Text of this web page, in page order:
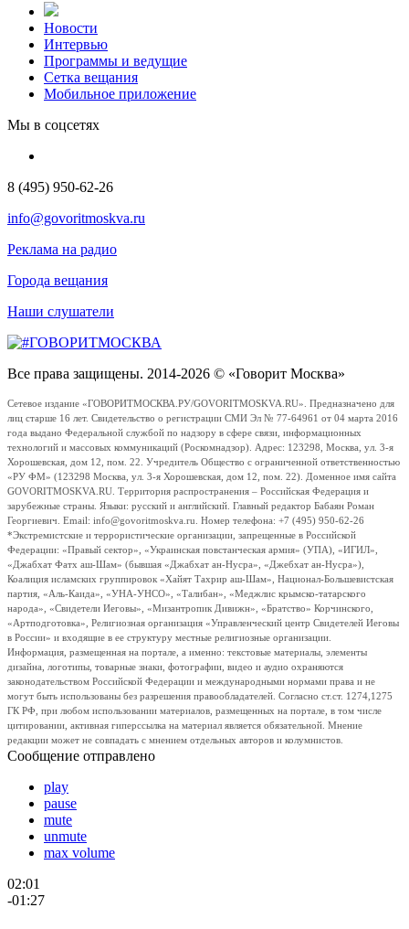
Новости
Интервью
Программы и ведущие
Сетка вещания
Мобильное приложение
Мы в соцсетях
8 (495) 950-62-26
info@govoritmoskva.ru
Реклама на радио
Города вещания
Наши слушатели
Все права защищены. 2014-2026 © «Говорит Москва»
Сетевое издание «ГОВОРИТМОСКВА.РУ/GOVORITMOSKVA.RU». Предназначено для
лиц старше 16 лет. Свидетельство о регистрации СМИ Эл № 77-64961 от 04 марта 2016
года выдано Федеральной службой по надзору в сфере связи, информационных
технологий и массовых коммуникаций (Роскомнадзор). Адрес: 123298, Москва, ул. 3-я
Хорошевская, дом 12, пом. 22. Учредитель Общество с ограниченной ответственностью
«РУ ФМ» (123298 Москва, ул. 3-я Хорошевская, дом 12, пом. 22). Доменное имя сайта
GOVORITMOSKVA.RU. Территория распространения – Российская Федерация и
зарубежные страны. Языки: русский и английский. Главный редактор Бабаян Роман
Георгиевич. Email: info@govoritmoskva.ru. Номер телефона: +7 (495) 950-62-26
*Экстремистские и террористические организации, запрещенные в Российской
Федерации: «Правый сектор», «Украинская повстанческая армия» (УПА), «ИГИЛ»,
«Джабхат Фатх аш-Шам» (бывшая «Джабхат ан-Нусра», «Джебхат ан-Нусра»),
Коалиция исламских группировок «Хайят Тахрир аш-Шам», Национал-Большевистская
партия, «Аль-Каида», «УНА-УНСО», «Талибан», «Меджлис крымско-татарского
народа», «Свидетели Иеговы», «Мизантропик Дивижн», «Братство» Корчинского,
«Артподготовка», Религиозная организация «Управленческий центр Свидетелей Иеговы
в России» и входящие в ее структуру местные религиозные организации.
Информация, размещенная на портале, а именно: текстовые материалы, элементы
дизайна, логотипы, товарные знаки, фотографии, видео и аудио охраняются
законодательством Российской Федерации и международными нормами права и не
могут быть использованы без разрешения правообладателей. Согласно ст.ст. 1274,1275
ГК РФ, при любом использовании материалов, размещенных на портале, в том числе
цитировании, активная гиперссылка на материал является обязательной. Мнение
редакции может не совпадать с мнением отдельных авторов и колумнистов.
Сообщение отправлено
play
pause
mute
unmute
max volume
02:01
-01:27